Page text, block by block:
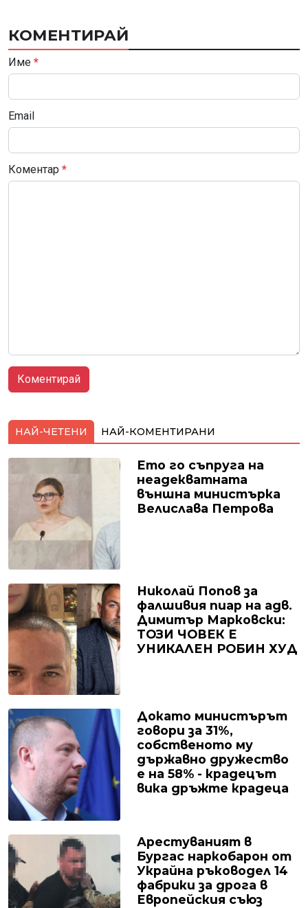
КОМЕНТИРАЙ
Име *
Email
Коментар *
НАЙ-ЧЕТЕНИ НАЙ-КОМЕНТИРАНИ
Ето го съпруга на
неадекватната
външна министърка
Велислава Петрова
Николай Попов за
фалшивия пиар на адв.
Димитър Марковски:
ТОЗИ ЧОВЕК Е
УНИКАЛЕН РОБИН ХУД
Докато министърът
говори за 31%,
собственото му
държавно дружество
е на 58% - крадецът
вика дръжте крадеца
Арестуваният в
Бургас наркобарон от
Украйна ръководел 14
фабрики за дрога в
Европейския съюз